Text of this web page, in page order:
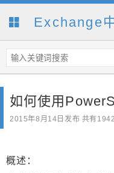
Exchange
如何使用
2015年8月14日 发布 共有
概述：